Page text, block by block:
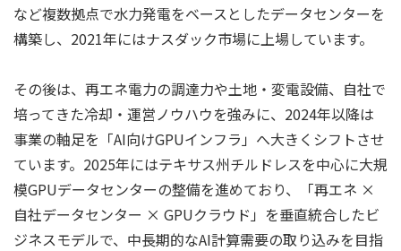
など複数拠点で水力発電をベースとしたデータセンターを
構築し、2021年にはナスダック市場に上場しています。
その後は、再エネ電力の調達力や土地・変電設備、自社で
培ってきた冷却・運営ノウハウを強みに、2024年以降は
事業の軸足を「AI向けGPUインフラ」へ大きくシフトさせ
ています。2025年にはテキサス州チルドレスを中心に大規
模GPUデータセンターの整備を進めており、「再エネ ×
自社データセンター × GPUクラウド」を垂直統合したビ
ジネスモデルで、中長期的なAI計算需要の取り込みを目指